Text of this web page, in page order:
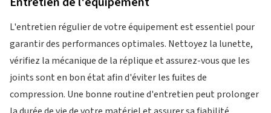
L'entretien régulier de votre équipement est essentiel pour
garantir des performances optimales. Nettoyez la lunette,
vérifiez la mécanique de la réplique et assurez-vous que les
joints sont en bon état afin d'éviter les fuites de
compression. Une bonne routine d'entretien peut prolonger